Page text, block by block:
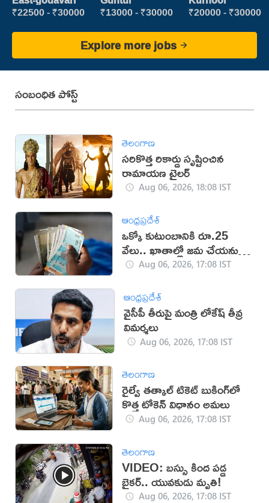
₹22500 - ₹30000 ₹13000 - ₹30000 Executive
₹20000 - ₹30000
Explore more jobs
సంబంధిత పోస్ట్
తెలంగాణ
సరికొత్త రికార్డు సృష్టించిన
రామాయణ ట్రైలర్‌
Aug 06, 2026, 18:08 IST
ఆంధ్రప్రదేశ్
ఒక్కో కుటుంబానికి రూ.25
వేలు.. ఖాతాల్లో జ‌మ చేయ‌నున్న
ప్ర‌భుత్వం..!
Aug 06, 2026, 17:08 IST
ఆంధ్రప్రదేశ్
వైసీపీ తీరుపై మంత్రి లోకేష్ తీవ్ర
విమర్శలు
Aug 06, 2026, 17:08 IST
తెలంగాణ
రైల్వే తత్కాల్ టికెట్ బుకింగ్‌లో
కొత్త టోకెన్ విధానం అమలు
Aug 06, 2026, 17:08 IST
తెలంగాణ
VIDEO: బస్సు కింద పడ్డ
బైకర్.. యువకుడు మృతి!
Aug 06, 2026, 17:08 IST